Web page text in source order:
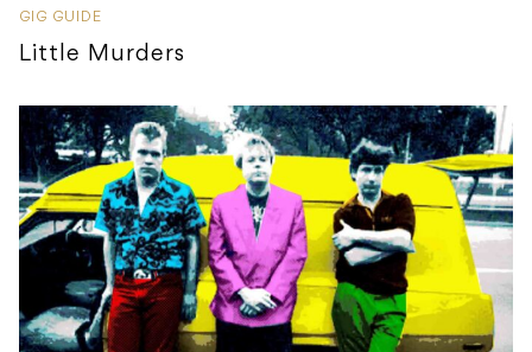
GIG GUIDE
Little Murders